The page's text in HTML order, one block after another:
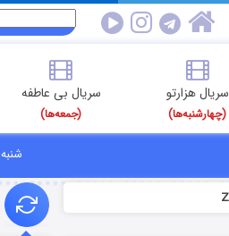
سریال هزارتو
(چهارشنبه‌ها)
سریال بی عاطفه
(جمعه‌ها)
شنبه ۱۷ مرداد ۱۴۰۵